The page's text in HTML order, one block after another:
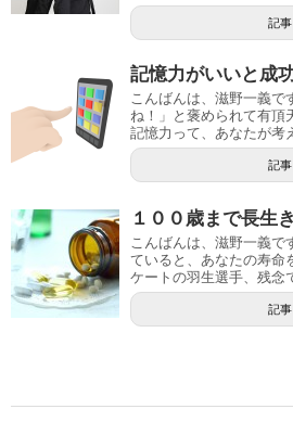
記
記憶力がいいと成
こんばんは、滋野一義で
ね！」と褒められて有頂
記憶力って、あなたが考
記
１００歳まで長生
こんばんは、滋野一義で
ていると、あなたの寿命
ケートの羽生選手、残念
記